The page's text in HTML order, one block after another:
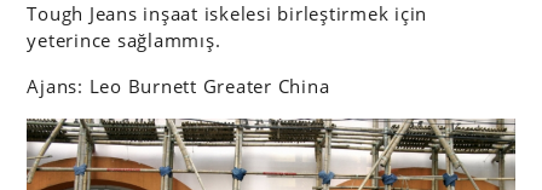
Tough Jeans inşaat iskelesi birleştirmek için
yeterince sağlammış.
Ajans: Leo Burnett Greater China